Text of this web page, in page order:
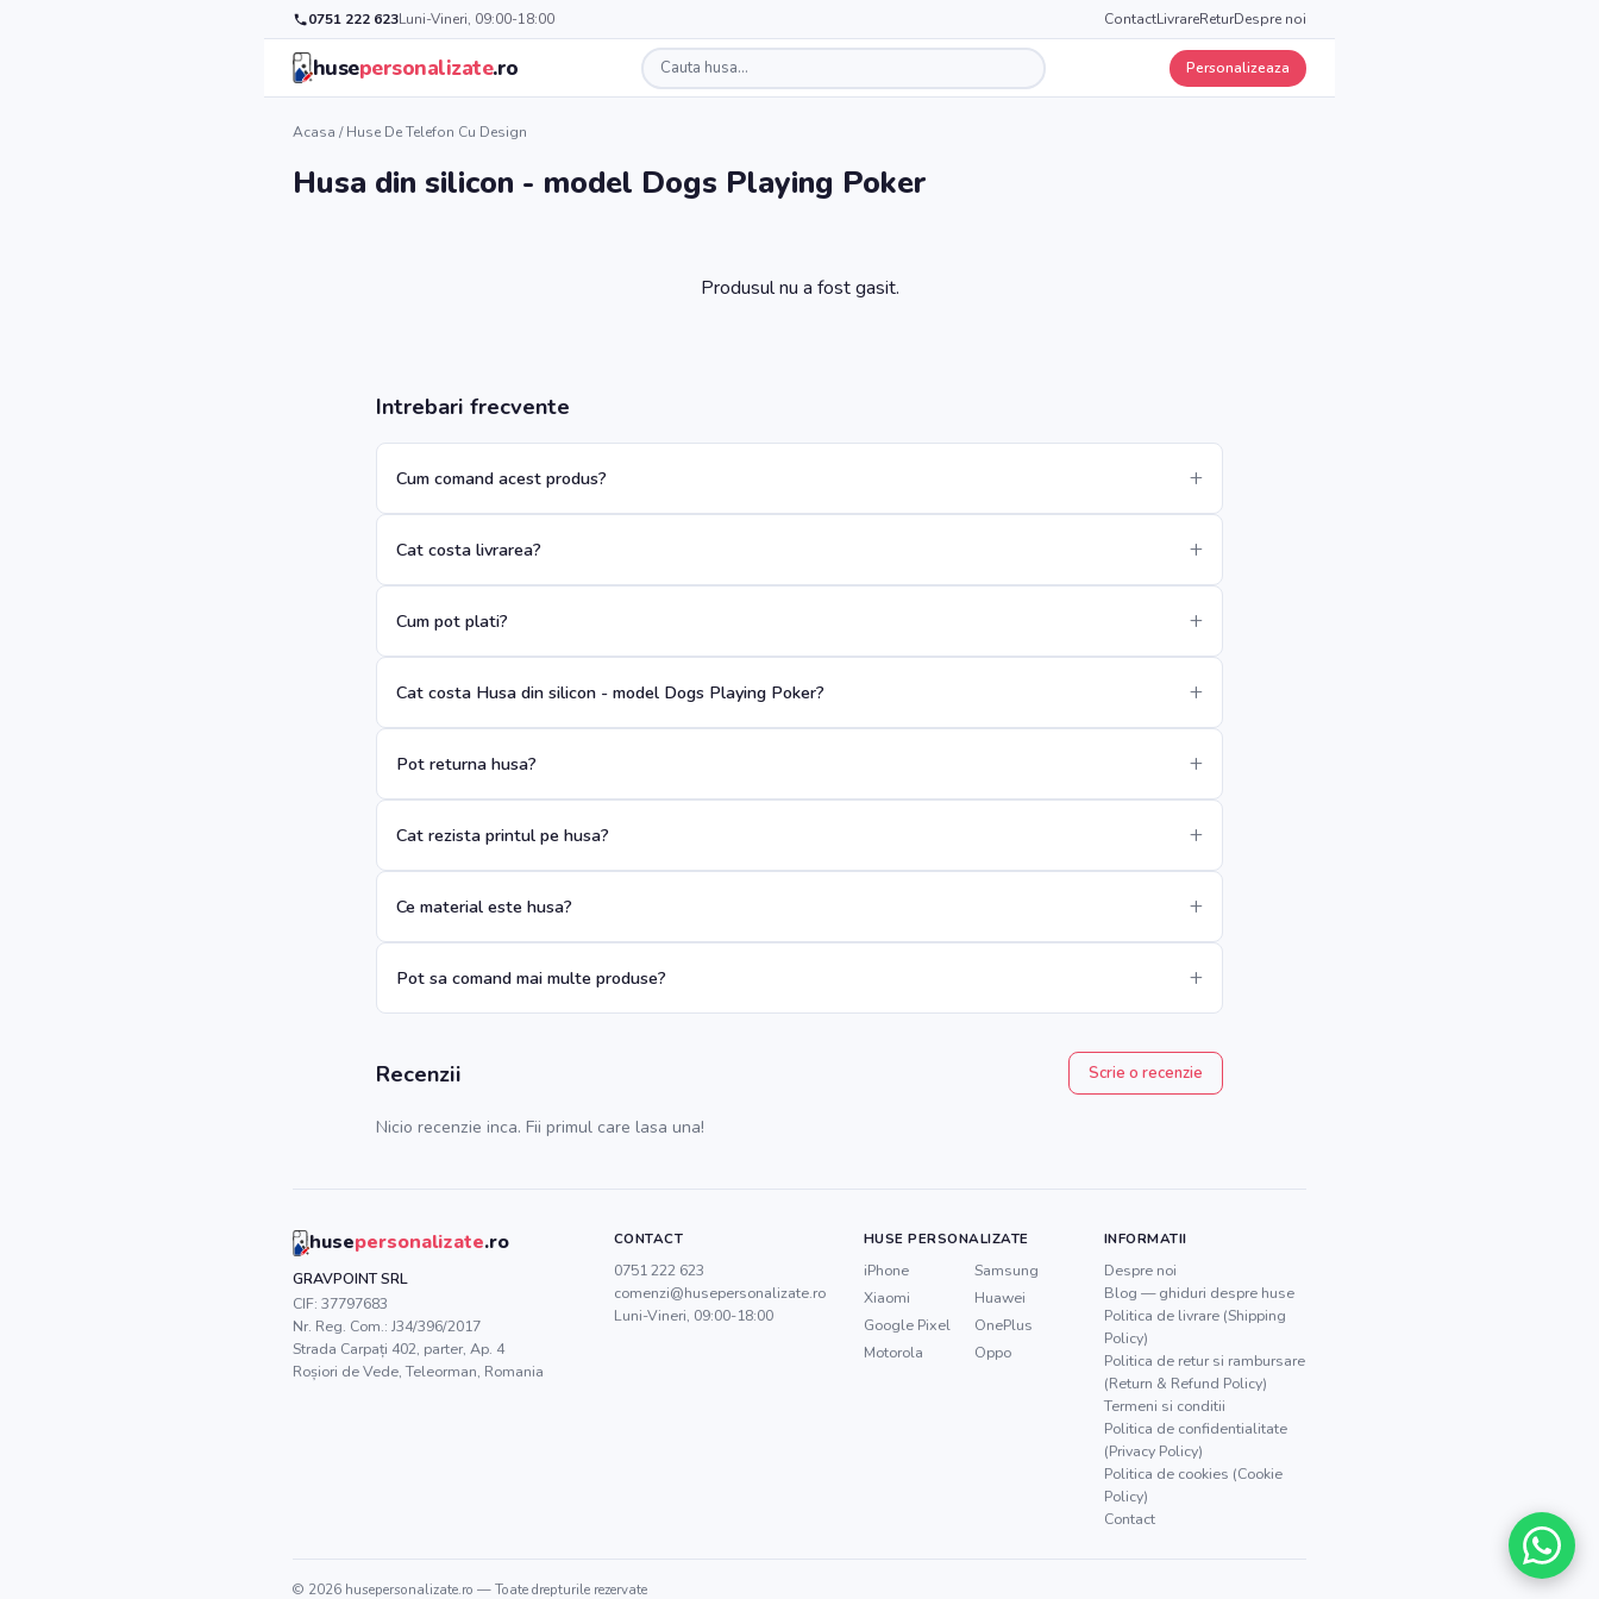
0751 222 623Luni-Vineri, 09:00-18:00 ContactLivrareReturDespre noi
husepersonalizate.ro Personalizeaza
Acasa /Huse De Telefon Cu Design
Husa din silicon - model Dogs Playing Poker
Produsul nu a fost gasit.
Intrebari frecvente
Cum comand acest produs?
Cat costa livrarea?
Cum pot plati?
Cat costa Husa din silicon - model Dogs Playing Poker?
Pot returna husa?
Cat rezista printul pe husa?
Ce material este husa?
Pot sa comand mai multe produse?
Recenzii Scrie o recenzie
Nicio recenzie inca. Fii primul care lasa una!
husepersonalizate.ro
GRAVPOINT SRL
CIF: 37797683
Nr. Reg. Com.: J34/396/2017
Strada Carpați 402, parter, Ap. 4
Roșiori de Vede,Teleorman, Romania
CONTACT
0751 222 623
comenzi@husepersonalizate.ro
Luni-Vineri, 09:00-18:00
HUSE PERSONALIZATE
iPhone
Samsung
Xiaomi
Huawei
Google Pixel
OnePlus
Motorola
Oppo
INFORMATII
Despre noi
Blog — ghiduri despre huse
Politica de livrare (Shipping
Policy)
Politica de retur si rambursare
(Return & Refund Policy)
Termeni si conditii
Politica de confidentialitate
(Privacy Policy)
Politica de cookies (Cookie
Policy)
Contact
© 2026 husepersonalizate.ro — Toate drepturile rezervate